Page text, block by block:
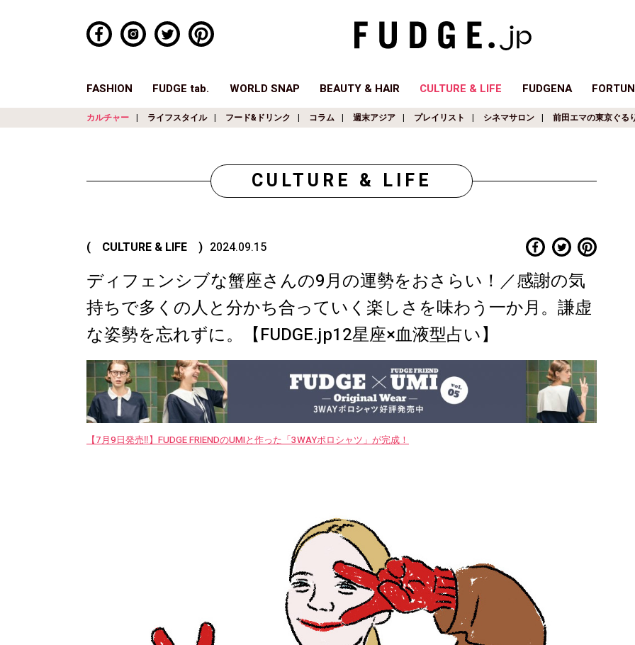
FASHION FUDGE tab. WORLD SNAP BEAUTY & HAIR CULTURE & LIFE FUDGENA
カルチャー ライフスタイル フード&ドリンク コラム 週末アジア プレイリスト シネマサロン 前田エマの東京ぐる
CULTURE & LIFE
( CULTURE & LIFE ) 2024.09.15
ディフェンシブな蟹座さんの9月の運勢をおさらい！／感謝の気
持ちで多くの人と分かち合っていく楽しさを味わう一か月。謙虚
な姿勢を忘れずに。【FUDGE.jp12星座×血液型占い】
【7月9日発売‼︎】FUDGE FRIENDのUMIと作った「3WAYポロシャツ」が完成！